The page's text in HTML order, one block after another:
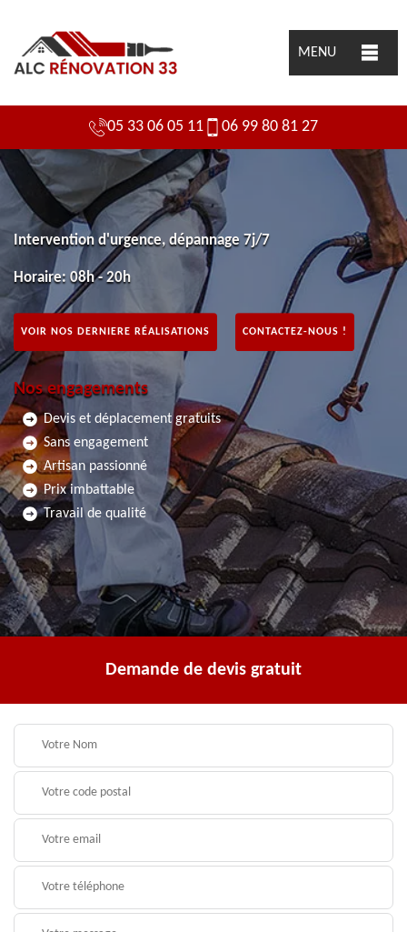
MENU
05 33 06 05 11 06 99 80 81 27
Intervention d'urgence, dépannage 7j/7
Horaire: 08h - 20h
VOIR NOS DERNIERE RÉALISATIONS CONTACTEZ-NOUS !
Nos engagements
Devis et déplacement gratuits
Sans engagement
Artisan passionné
Prix imbattable
Travail de qualité
Demande de devis gratuit